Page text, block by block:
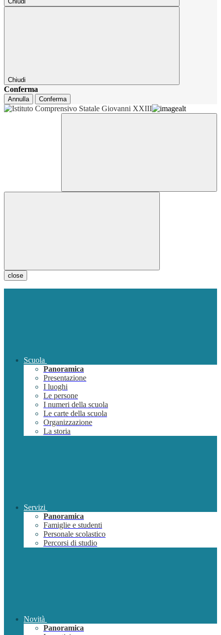
Chiudi
Conferma
Annulla Conferma
close
Scuola
Panoramica
Presentazione
I luoghi
Le persone
I numeri della scuola
Le carte della scuola
Organizzazione
La storia
Servizi
Panoramica
Famiglie e studenti
Personale scolastico
Percorsi di studio
Novità
Panoramica